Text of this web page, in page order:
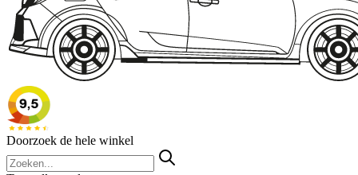
Doorzoek de hele winkel